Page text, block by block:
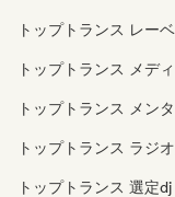
トップトランス レー
トップトランス メデ
トップトランス メン
トップトランス ラジ
トップトランス 選定dj